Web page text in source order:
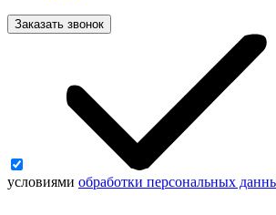
Заказать звонок
условиями обработки персональных